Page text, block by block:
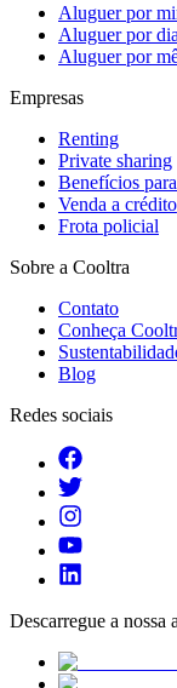
Aluguer por
Aluguer por
Aluguer por
Empresas
Renting
Private sharing
Benefícios
Venda a crédito
Frota policial
Sobre a Cooltra
Contato
Conheça
Blog
Redes sociais
Descarregue a nossa